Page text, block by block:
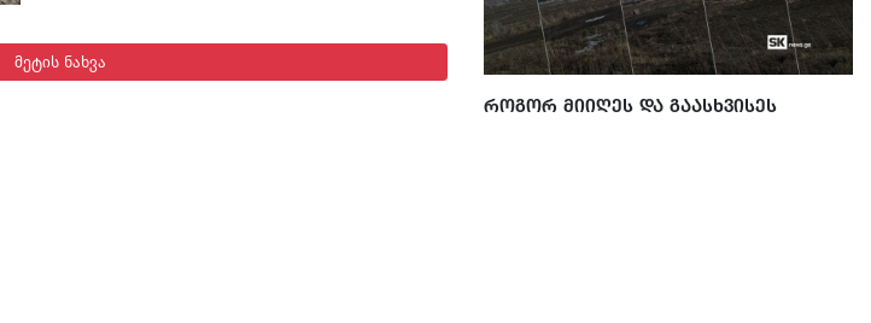
მეტის ნახვა
ᲠᲝᲒᲝᲠ ᲛᲘᲘᲦᲔᲡ ᲓᲐ ᲒᲐᲐᲡᲮᲕᲘᲡᲔᲡ